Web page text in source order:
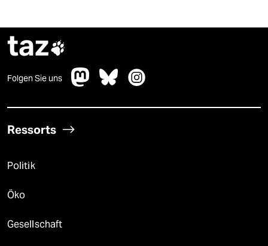
taz
Folgen Sie uns
Ressorts
Politik
Öko
Gesellschaft